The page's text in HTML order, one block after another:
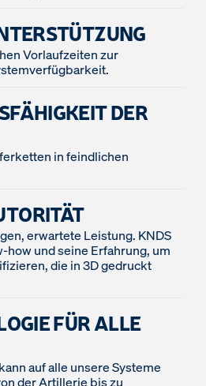
Vorlaufzeiten zur
DER
in feindlichen
erwartete Leistung. KNDS
how und seine Erfahrung, um
die in 3D gedruckt
FÜR ALLE
auf alle unsere Systeme
der Artillerie bis zu